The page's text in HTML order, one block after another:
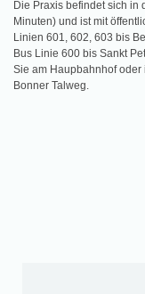
Die Praxis befindet sich in
Minuten) und ist mit
Linien 601, 602, 603 bis
Bus Linie 600 bis Sankt
Sie am Haupbahnhof oder
Bonner Talweg.